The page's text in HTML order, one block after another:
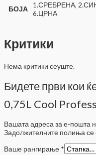
БОЈА
1.СРЕБРЕНА,
6.ЦРНА
Критики
Нема критики сеуште.
Бидете први кои
0,75L Cool
Вашата адреса за е-пошта
Задолжителните полиња се
Ваше рангирање *